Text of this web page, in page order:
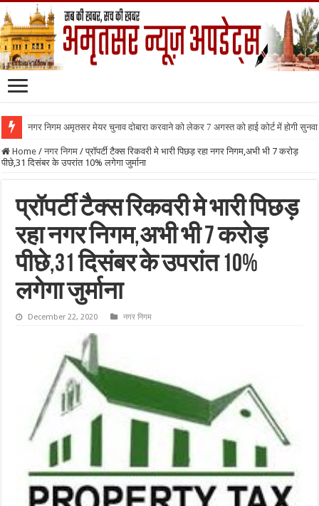
नगर निगम अमृतसर मेयर चुनाव दोबारा करवाने को लेकर 7 अगस्त को हाई कोर्ट में होगी
Home / नगर निगम / प्रॉपर्टी टैक्स रिकवरी मे भारी पिछड़ रहा नगर निगम,अभी भी 7 करोड़
पीछे,31 दिसंबर के उपरांत 10% लगेगा जुर्माना
प्रॉपर्टी टैक्स रिकवरी मे भारी पिछड़
रहा नगर निगम,अभी भी 7 करोड़
पीछे,31 दिसंबर के उपरांत 10%
लगेगा जुर्माना
December 22, 2020 नगर निगम